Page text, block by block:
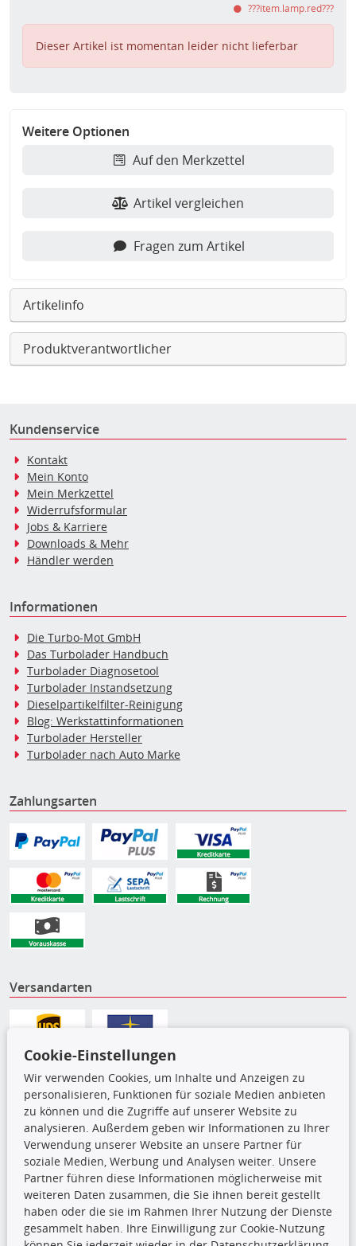
???item.lamp.red???
Dieser Artikel ist momentan leider nicht lieferbar
Weitere Optionen
Auf den Merkzettel
Artikel vergleichen
Fragen zum Artikel
Artikelinfo
Produktverantwortlicher
Kundenservice
Kontakt
Mein Konto
Mein Merkzettel
Widerrufsformular
Jobs & Karriere
Downloads & Mehr
Händler werden
Informationen
Die Turbo-Mot GmbH
Das Turbolader Handbuch
Turbolader Diagnosetool
Turbolader Instandsetzung
Dieselpartikelfilter-Reinigung
Blog: Werkstattinformationen
Turbolader Hersteller
Turbolader nach Auto Marke
Zahlungsarten
Versandarten
Die hier angezeigten Daten,
insbesondere die gesamte Datenbank,
dürfen nicht kopiert werden. Es ist zu
unterlassen, die Daten oder die gesamte Datenbank ohne
Cookie-Einstellungen
Wir verwenden Cookies, um Inhalte und Anzeigen zu
personalisieren, Funktionen für soziale Medien anbieten
zu können und die Zugriffe auf unserer Website zu
analysieren. Außerdem geben wir Informationen zu Ihrer
Verwendung unserer Website an unsere Partner für
soziale Medien, Werbung und Analysen weiter. Unsere
Partner führen diese Informationen möglicherweise mit
weiteren Daten zusammen, die Sie ihnen bereit gestellt
haben oder die sie im Rahmen Ihrer Nutzung der Dienste
gesammelt haben. Ihre Einwilligung zur Cookie-Nutzung